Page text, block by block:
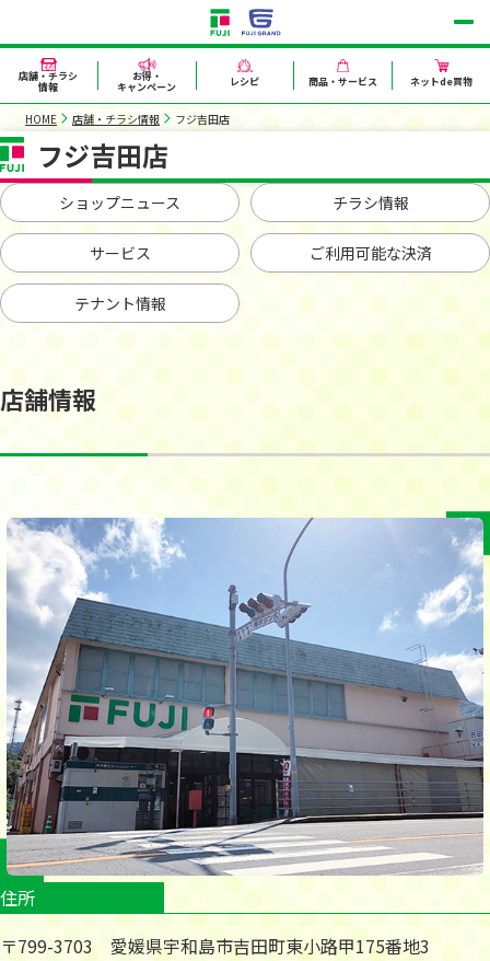
店舗・チラシ
情報
お得・
キャンペーン レシピ 商品・サービス ネットde買物
HOME 店舗・チラシ情報 フジ吉田店
フジ吉田店
ショップニュース チラシ情報
サービス ご利用可能な決済
テナント情報
店舗情報
住所
〒799-3703 愛媛県宇和島市吉田町東小路甲175番地3